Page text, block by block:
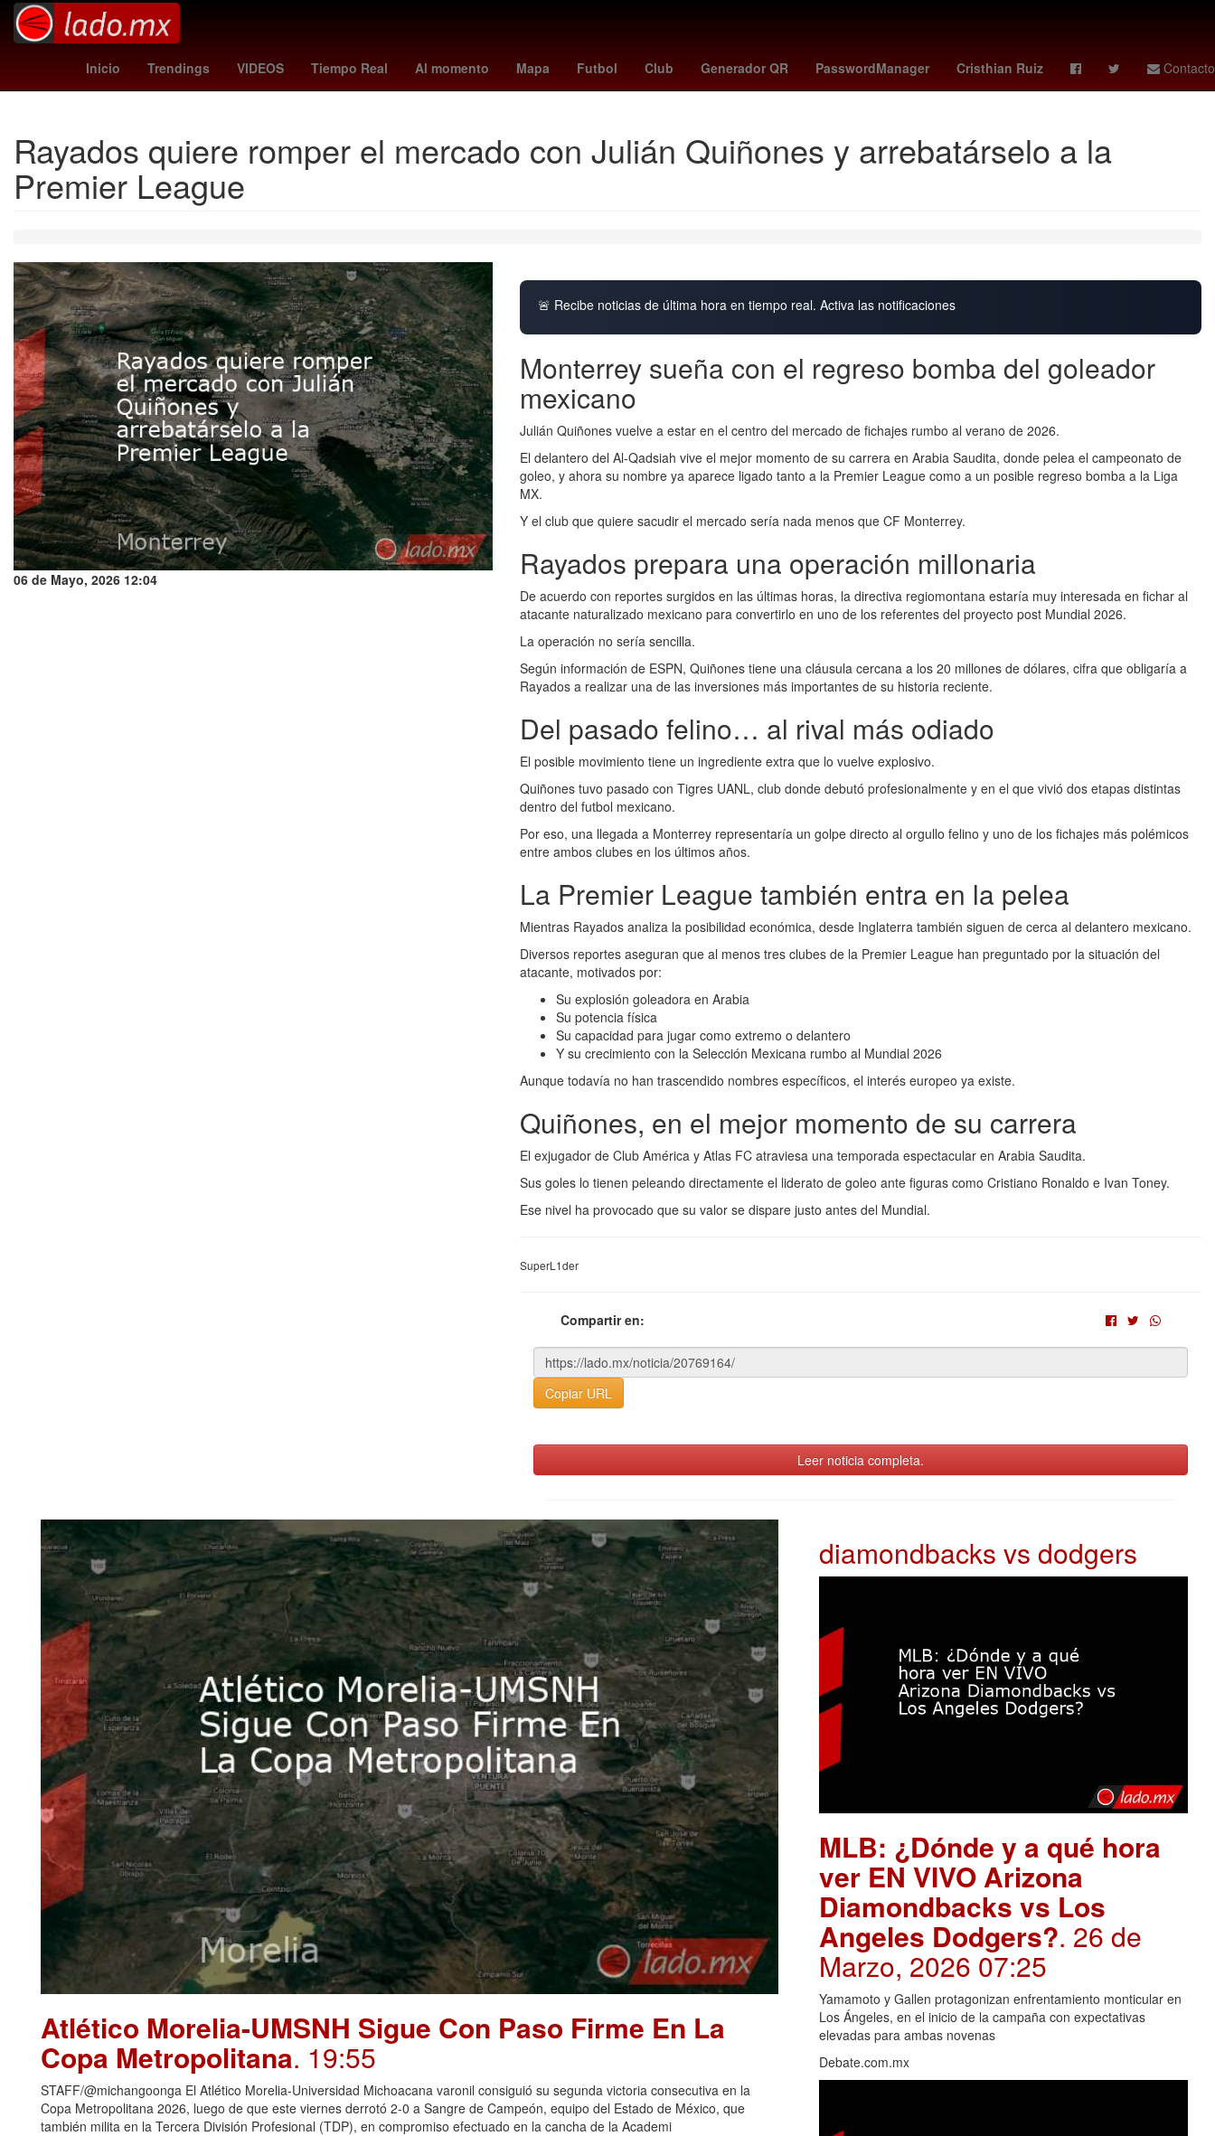
Inicio Trendings VIDEOS Tiempo Real Al momento Mapa Futbol Club Generador QR PasswordManager Cristhian Ruiz Contacto
Desalojo corinthians - internacional Nobel de la Paz 2018 Aguascalientes Incendio barcelona - ol lyonnes Venezolanos Lenia Batres portugal vs The Following
Rayados quiere romper el mercado con Julián Quiñones y arrebatárselo a la
Premier League
06 de Mayo, 2026 12:04
🚨 Recibe noticias de última hora en tiempo real. Activa las notificaciones
Monterrey sueña con el regreso bomba del goleador
mexicano
Julián Quiñones vuelve a estar en el centro del mercado de fichajes rumbo al verano de 2026.
El delantero del Al-Qadsiah vive el mejor momento de su carrera en Arabia Saudita, donde pelea el campeonato de
goleo, y ahora su nombre ya aparece ligado tanto a la Premier League como a un posible regreso bomba a la Liga
MX.
Y el club que quiere sacudir el mercado sería nada menos que CF Monterrey.
Rayados prepara una operación millonaria
De acuerdo con reportes surgidos en las últimas horas, la directiva regiomontana estaría muy interesada en fichar al
atacante naturalizado mexicano para convertirlo en uno de los referentes del proyecto post Mundial 2026.
La operación no sería sencilla.
Según información de ESPN, Quiñones tiene una cláusula cercana a los 20 millones de dólares, cifra que obligaría a
Rayados a realizar una de las inversiones más importantes de su historia reciente.
Del pasado felino… al rival más odiado
El posible movimiento tiene un ingrediente extra que lo vuelve explosivo.
Quiñones tuvo pasado con Tigres UANL, club donde debutó profesionalmente y en el que vivió dos etapas distintas
dentro del futbol mexicano.
Por eso, una llegada a Monterrey representaría un golpe directo al orgullo felino y uno de los fichajes más polémicos
entre ambos clubes en los últimos años.
La Premier League también entra en la pelea
Mientras Rayados analiza la posibilidad económica, desde Inglaterra también siguen de cerca al delantero mexicano.
Diversos reportes aseguran que al menos tres clubes de la Premier League han preguntado por la situación del
atacante, motivados por:
Su explosión goleadora en Arabia
Su potencia física
Su capacidad para jugar como extremo o delantero
Y su crecimiento con la Selección Mexicana rumbo al Mundial 2026
Aunque todavía no han trascendido nombres específicos, el interés europeo ya existe.
Quiñones, en el mejor momento de su carrera
El exjugador de Club América y Atlas FC atraviesa una temporada espectacular en Arabia Saudita.
Sus goles lo tienen peleando directamente el liderato de goleo ante figuras como Cristiano Ronaldo e Ivan Toney.
Ese nivel ha provocado que su valor se dispare justo antes del Mundial.
SuperL1der
Compartir en:
Copiar URL
Leer noticia completa.
Atlético Morelia-UMSNH Sigue Con Paso Firme En La
Copa Metropolitana. 19:55
STAFF/@michangoonga El Atlético Morelia-Universidad Michoacana varonil consiguió su segunda victoria consecutiva en la
Copa Metropolitana 2026, luego de que este viernes derrotó 2-0 a Sangre de Campeón, equipo del Estado de México, que
también milita en la Tercera División Profesional (TDP), en compromiso efectuado en la cancha de la Academi
diamondbacks vs dodgers
MLB: ¿Dónde y a qué hora
ver EN VIVO Arizona
Diamondbacks vs Los
Angeles Dodgers?. 26 de
Marzo, 2026 07:25
Yamamoto y Gallen protagonizan enfrentamiento monticular en
Los Ángeles, en el inicio de la campaña con expectativas
elevadas para ambas novenas
Debate.com.mx